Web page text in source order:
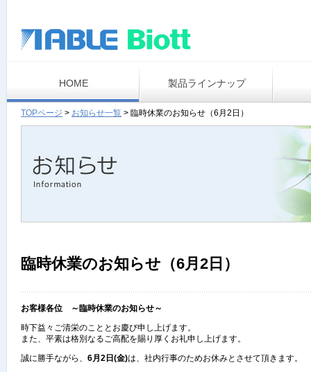
HOME 製品ラインナップ
TOPページ > お知らせ一覧 > 臨時休業のお知らせ（6月2日）
臨時休業のお知らせ（6月2日）
お客様各位 ～臨時休業のお知らせ～
時下益々ご清栄のこととお慶び申し上げます。
また、平素は格別なるご高配を賜り厚くお礼申し上げます。
誠に勝手ながら、 6月2日(金)は、社内行事のためお休みとさせて頂きます。